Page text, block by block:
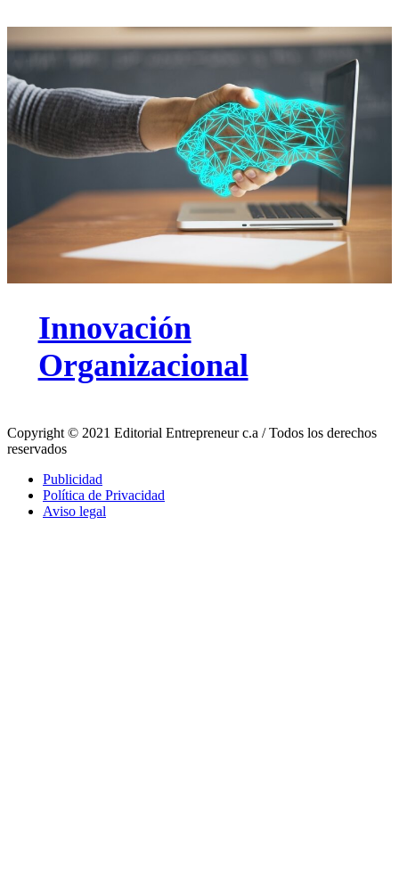
Innovación
Organizacional
Copyright © 2021 Editorial Entrepreneur c.a / Todos los derechos
reservados
Publicidad
Política de Privacidad
Aviso legal